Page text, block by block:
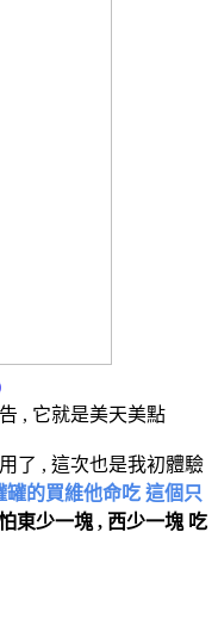
, 它就是美天美點
了 , 這次也是我初體驗
罐的買維他命吃 這個只
東少一塊 , 西少一塊 吃